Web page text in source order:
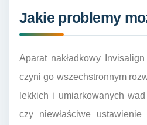
Jakie problemy
Aparat nakładkowy
czyni go wszechstronnym
lekkich i umiarkowanych
czy niewłaściwe